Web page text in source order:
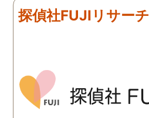
決断しました。 私一人では
解決できなかったので、協
探偵社FUJIリサーチ